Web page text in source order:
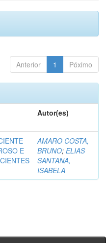
Anterior 1 Póximo
Autor(es)
E
AMARO COSTA,
BRUNO; ELIAS
SANTANA,
ISABELA